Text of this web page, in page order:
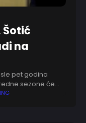
na
pet godina
sezone će
koji vodi